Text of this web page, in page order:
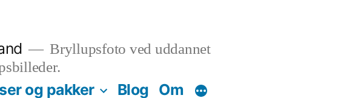
Bryllupsfoto ved uddannet
og pakker Blog Om